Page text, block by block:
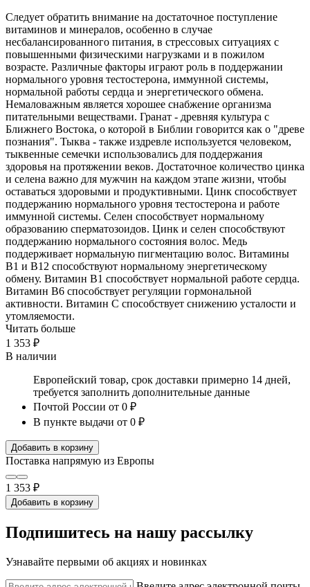
Следует обратить внимание на достаточное поступление
витаминов и минералов, особенно в случае
несбалансированного питания, в стрессовых ситуациях с
повышенными физическими нагрузками и в пожилом
возрасте. Различные факторы играют роль в поддержании
нормального уровня тестостерона, иммунной системы,
нормальной работы сердца и энергетического обмена.
Немаловажным является хорошее снабжение организма
питательными веществами. Гранат - древняя культура с
Ближнего Востока, о которой в Библии говорится как о "древе
познания". Тыква - также издревле используется человеком,
тыквенные семечки использовались для поддержания
здоровья на протяжении веков. Достаточное количество цинка
и селена важно для мужчин на каждом этапе жизни, чтобы
оставаться здоровыми и продуктивными. Цинк способствует
поддержанию нормального уровня тестостерона и работе
иммунной системы. Селен способствует нормальному
образованию сперматозоидов. Цинк и селен способствуют
поддержанию нормального состояния волос. Медь
поддерживает нормальную пигментацию волос. Витамины
B1 и B12 способствуют нормальному энергетическому
обмену. Витамин B1 способствует нормальной работе сердца.
Витамин В6 способствует регуляции гормональной
активности. Витамин С способствует снижению усталости и
утомляемости.
Читать больше
1 353 ₽
В наличии
Европейский товар, срок доставки примерно 14 дней,
требуется заполнить дополнительные данные
Почтой России от 0 ₽
В пункте выдачи от 0 ₽
Добавить в корзину
Поставка напрямую из Европы
1 353 ₽
Добавить в корзину
Подпишитесь на нашу рассылку
Узнавайте первыми об акциях и новинках